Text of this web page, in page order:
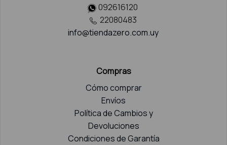
092616120
22080483
info@tiendazero.com.uy
Compras
Cómo comprar
Envíos
Política de Cambios y
Devoluciones
Condiciones de Garantía